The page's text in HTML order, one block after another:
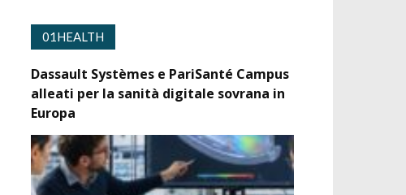
01HEALTH
Dassault Systèmes e PariSanté Campus
alleati per la sanità digitale sovrana in
Europa